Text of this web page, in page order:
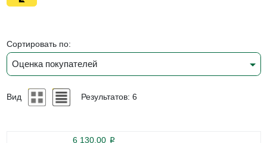
Сортировать по:
Оценка покупателей
Вид Результатов: 6
6 130.00 p